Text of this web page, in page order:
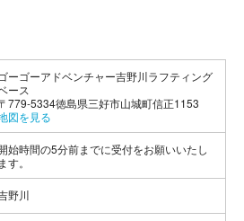
ーゴーアドベンチャー吉野川ラフティング
ース
779-5334徳島県三好市山城町信正1153
図を見る
始時間の5分前までに受付をお願いいたし
ます。
野川